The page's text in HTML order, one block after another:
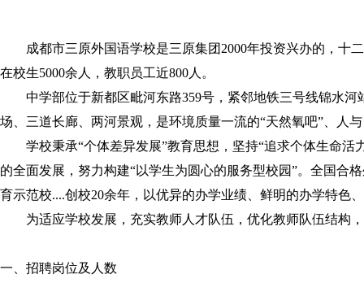
成都市三原外国语学校是三原集团 2000年投资兴办的 ， 十
在校生5000余 人，教职员工近800人 。
中学部位于新都区毗河东路359号， 紧邻地铁三号线锦水河
场、三道长廊、两河景观，是环境质量一流的“天然氧吧”、人
学校秉承“个体差异发展”教育思想，坚持“追求个体生命
的全面发展，努力构建“以学生为圆心的服务型校园”。 全国合
育示范校....创校20余年，以优异的办学业绩、鲜明的办学特色
为适应学校发展，充实教师人才队伍，优化教师队伍结构
一、招聘岗位及人数